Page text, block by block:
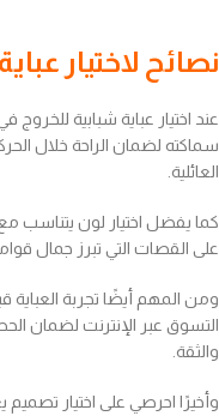
نصائح لاختيار
عند اختيار عباية شبابية
سماكته لضمان الراحة خلال
العائلية.
كما يفضل اختيار لون يتناسب
على القصات التي تبرز جمال
ومن المهم أيضًا تجربة العباية
التسوق عبر الإنترنت لضمان
والثقة.
وأخيرًا احرصي على اختيار